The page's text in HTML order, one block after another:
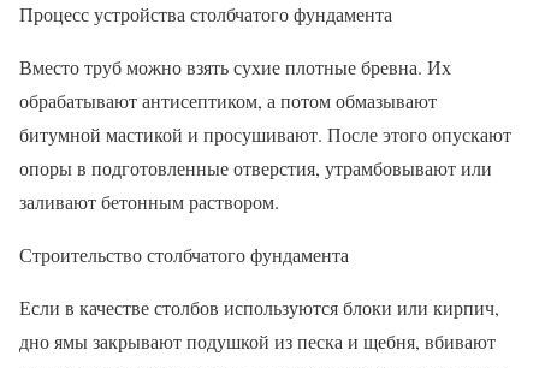
Процесс устройства столбчатого фундамента
Вместо труб можно взять сухие плотные бревна. Их
обрабатывают антисептиком, а потом обмазывают
битумной мастикой и просушивают. После этого опускают
опоры в подготовленные отверстия, утрамбовывают или
заливают бетонным раствором.
Строительство столбчатого фундамента
Если в качестве столбов используются блоки или кирпич,
дно ямы закрывают подушкой из песка и щебня, вбивают